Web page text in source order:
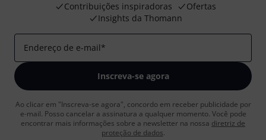
Contribuições inspiradoras
Ofertas
Insights da Thomann
Endereço de e-mail*
Inscreva-se agora
Ao clicar em "Inscreva-se agora", concordo em receber publicidade por
e-mail. Posso cancelar a assinatura a qualquer momento. Você pode
encontrar mais informações sobre a newsletter na nossa diretriz de
proteção de dados.